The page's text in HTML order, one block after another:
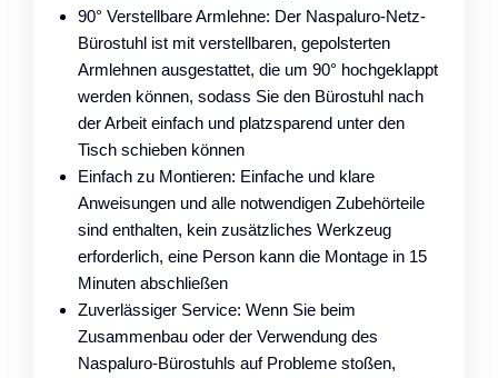
90° Verstellbare Armlehne: Der Naspaluro-Netz-
Bürostuhl ist mit verstellbaren, gepolsterten
Armlehnen ausgestattet, die um 90° hochgeklappt
werden können, sodass Sie den Bürostuhl nach
der Arbeit einfach und platzsparend unter den
Tisch schieben können
Einfach zu Montieren: Einfache und klare
Anweisungen und alle notwendigen Zubehörteile
sind enthalten, kein zusätzliches Werkzeug
erforderlich, eine Person kann die Montage in 15
Minuten abschließen
Zuverlässiger Service: Wenn Sie beim
Zusammenbau oder der Verwendung des
Naspaluro-Bürostuhls auf Probleme stoßen,